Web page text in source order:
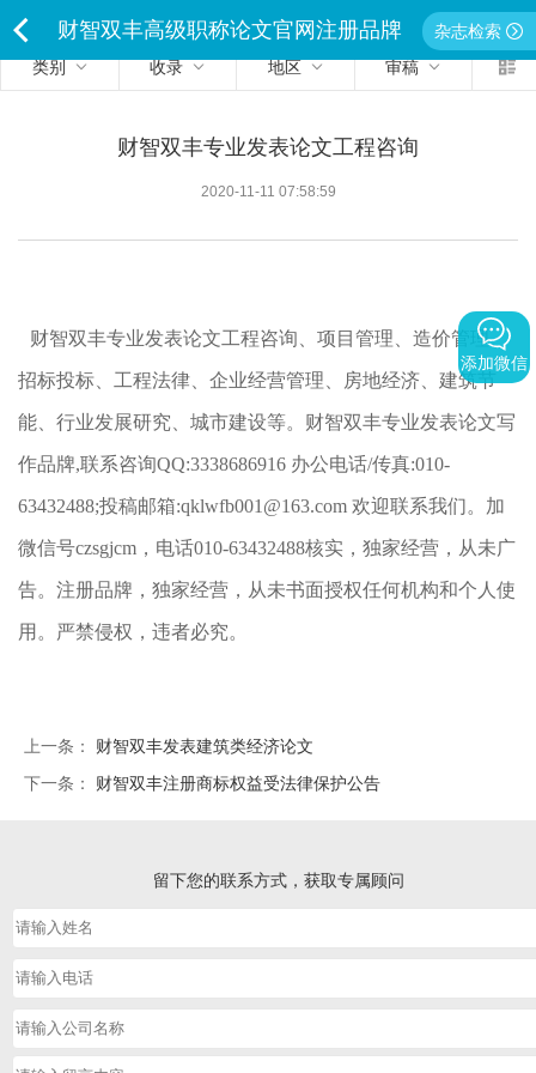
财智双丰高级职称论文官网注册品牌
独家经营严禁侵权违者必究
杂志检索
类别
收录 地区 审稿
财智双丰专业发表论文工程咨询
2020-11-11 07:58:59
财智双丰专业发表论文工程咨询、项目管理、造价管理、
招标投标、工程法律、企业经营管理、房地经济、建筑节
能、行业发展研究、城市建设等。财智双丰专业发表论文写
作品牌,联系咨询QQ:3338686916 办公电话/传真:010-
63432488;投稿邮箱:qklwfb001@163.com 欢迎联系我们。 加
微信号czsgjcm，电话010-63432488核实，独家经营，从未广
告。 注册品牌，独家经营，从未书面授权任何机构和个人使
用。严禁侵权，违者必究。
上一条： 财智双丰发表建筑类经济论文
下一条： 财智双丰注册商标权益受法律保护公告
添加微信
留下您的联系方式，获取专属顾问